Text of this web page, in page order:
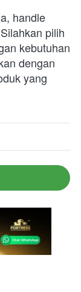
handle
pilih
kebutuhan
dengan
yang